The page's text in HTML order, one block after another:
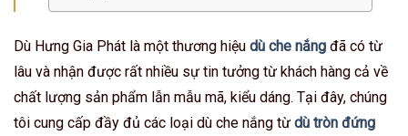
Dù Hưng Gia Phát là một thương hiệu dù che nắng đã có từ
lâu và nhận được rất nhiều sự tin tưởng từ khách hàng cả về
chất lượng sản phẩm lẫn mẫu mã, kiểu dáng. Tại đây, chúng
tôi cung cấp đầy đủ các loại dù che nắng từ dù tròn đứng